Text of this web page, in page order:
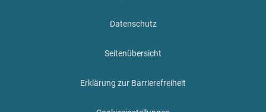
Datenschutz
Seitenübersicht
Erklärung zur Barrierefreiheit